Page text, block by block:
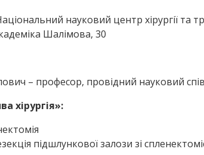
науковий центр хірургії та
Шалімова, 30
– професор, провідний науковий
хірургія»:
підшлункової залози зі